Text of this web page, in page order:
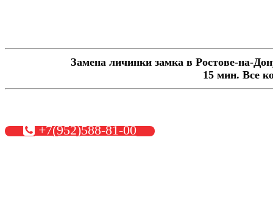
Замена личинки замка в Ростове-на-
15 мин. Все
+7(952)588-81-00